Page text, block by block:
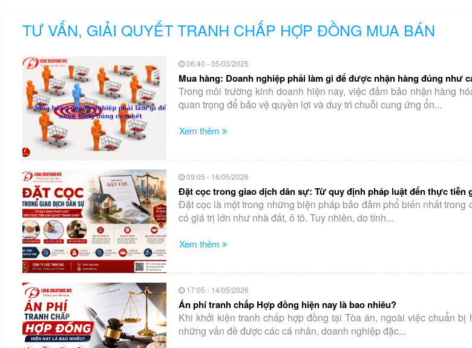
TƯ VẤN, GIẢI QUYẾT TRANH CHẤP HỢP ĐỒNG MUA BÁN
06:40 - 05/03/2025
Mua hàng: Doanh nghiệp phải làm gì để được nhận hàng đúng như
Trong môi trường kinh doanh hiện nay, việc đảm bảo nhận hàng
quan trọng để bảo vệ quyền lợi và duy trì chuỗi cung ứng ổn...
Xem thêm
09:05 - 16/05/2026
Đặt cọc trong giao dịch dân sự: Từ quy định pháp luật đến thực tiễn
Đặt cọc là một trong những biện pháp bảo đảm phổ biến nhất trong
có giá trị lớn như nhà đất, ô tô. Tuy nhiên, do tính...
Xem thêm
17:05 - 14/05/2026
Án phí tranh chấp Hợp đồng hiện nay là bao nhiêu?
Khi khởi kiện tranh chấp hợp đồng tại Tòa án, ngoài việc chuẩn bị
những vấn đề được các cá nhân, doanh nghiệp đặc...